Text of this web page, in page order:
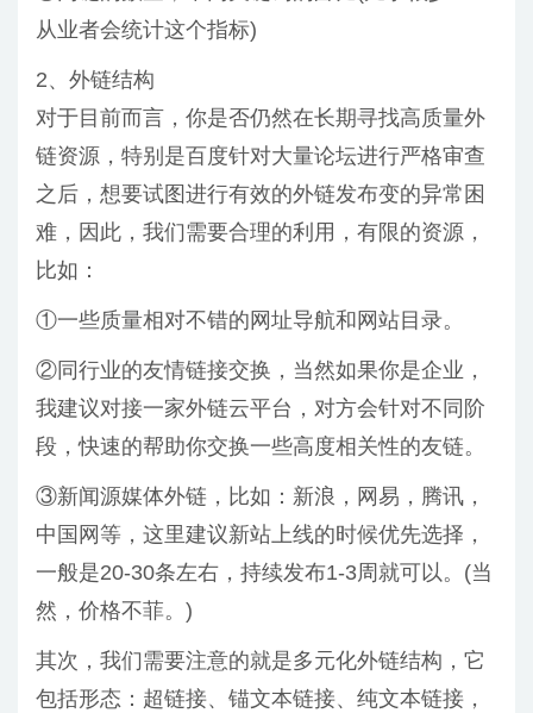
从业者会统计这个指标)
2、外链结构
对于目前而言，你是否仍然在长期寻找高质量外
链资源，特别是百度针对大量论坛进行严格审查
之后，想要试图进行有效的外链发布变的异常困
难，因此，我们需要合理的利用，有限的资源，
比如：
①一些质量相对不错的网址导航和网站目录。
②同行业的友情链接交换，当然如果你是企业，
我建议对接一家外链云平台，对方会针对不同阶
段，快速的帮助你交换一些高度相关性的友链。
③新闻源媒体外链，比如：新浪，网易，腾讯，
中国网等，这里建议新站上线的时候优先选择，
一般是20-30条左右，持续发布1-3周就可以。(当
然，价格不菲。)
其次，我们需要注意的就是多元化外链结构，它
包括形态：超链接、锚文本链接、纯文本链接，